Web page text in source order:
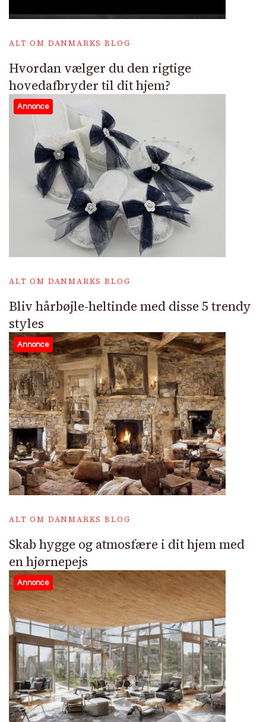
ALT OM DANMARKS BLOG
Hvordan vælger du den rigtige
hovedafbryder til dit hjem?
Annonce
ALT OM DANMARKS BLOG
Bliv hårbøjle-heltinde med disse 5 trendy
styles
Annonce
ALT OM DANMARKS BLOG
Skab hygge og atmosfære i dit hjem med
en hjørnepejs
Annonce